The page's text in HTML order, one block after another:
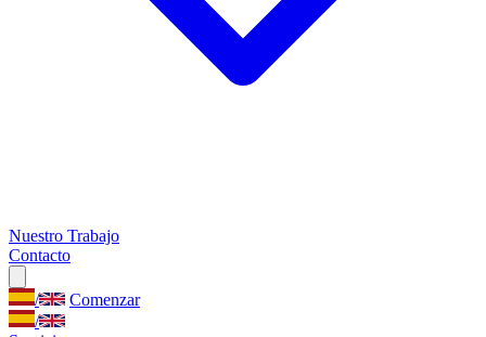
Nuestro Trabajo
Contacto
/
Comenzar
/